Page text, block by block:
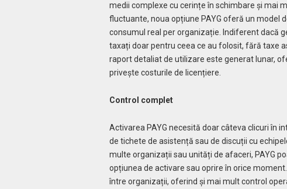
medii complexe cu cerințe în schimbare și mai
fluctuante, noua opțiune PAYG oferă un
consumul real per organizație. Indiferent dacă
taxați doar pentru ceea ce au folosit, fără taxe
raport detaliat de utilizare este generat lunar,
privește costurile de licențiere.
Control complet
Activarea PAYG necesită doar câteva clicuri în
de tichete de asistență sau de discuții cu
multe organizații sau unități de afaceri, PAYG
opțiunea de activare sau oprire în orice
între organizații, oferind și mai mult control